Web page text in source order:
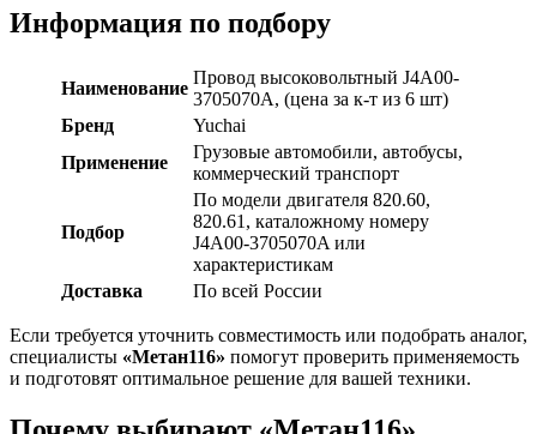
Информация по подбору
Наименование
Провод высоковольтный J4A00-
3705070A, (цена за к-т из 6 шт)
Бренд
Yuchai
Применение
Грузовые автомобили, автобусы,
коммерческий транспорт
Подбор
По модели двигателя 820.60,
820.61, каталожному номеру
J4A00-3705070A или
характеристикам
Доставка
По всей России
Если требуется уточнить совместимость или подобрать аналог,
специалисты «Метан116» помогут проверить применяемость
и подготовят оптимальное решение для вашей техники.